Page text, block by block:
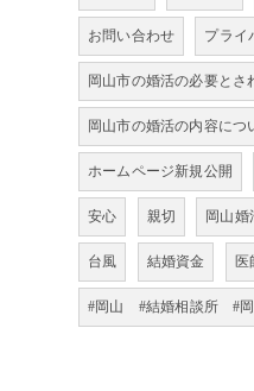
お問い合わせ プライ
岡山市の婚活の必要とさ
岡山市の婚活の内容につ
ホームページ新規公開
安心 親切 岡山婚
台風 結婚資金 医
#岡山 #結婚相談所 #